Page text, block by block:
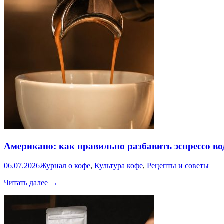
INGRESSO:
как
превратить
капучино
инструмент
продаж
Американо: как правильно разбавить эспрессо
06.07.2026Журнал о кофе, Культура кофе, Рецепты и советы
Читать далее Американо:
разбавить
эспрессо
→